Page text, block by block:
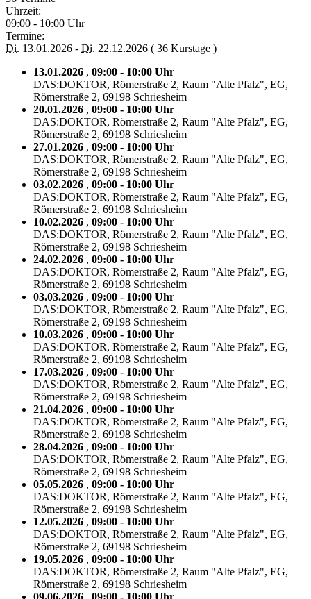
Uhrzeit:
09:00 - 10:00 Uhr
Termine:
Di. 13.01.2026 - Di. 22.12.2026 ( 36 Kurstage )
13.01.2026 , 09:00 - 10:00 Uhr
DAS:DOKTOR, Römerstraße 2, Raum "Alte Pfalz", EG,
Römerstraße 2, 69198 Schriesheim
20.01.2026 , 09:00 - 10:00 Uhr
DAS:DOKTOR, Römerstraße 2, Raum "Alte Pfalz", EG,
Römerstraße 2, 69198 Schriesheim
27.01.2026 , 09:00 - 10:00 Uhr
DAS:DOKTOR, Römerstraße 2, Raum "Alte Pfalz", EG,
Römerstraße 2, 69198 Schriesheim
03.02.2026 , 09:00 - 10:00 Uhr
DAS:DOKTOR, Römerstraße 2, Raum "Alte Pfalz", EG,
Römerstraße 2, 69198 Schriesheim
10.02.2026 , 09:00 - 10:00 Uhr
DAS:DOKTOR, Römerstraße 2, Raum "Alte Pfalz", EG,
Römerstraße 2, 69198 Schriesheim
24.02.2026 , 09:00 - 10:00 Uhr
DAS:DOKTOR, Römerstraße 2, Raum "Alte Pfalz", EG,
Römerstraße 2, 69198 Schriesheim
03.03.2026 , 09:00 - 10:00 Uhr
DAS:DOKTOR, Römerstraße 2, Raum "Alte Pfalz", EG,
Römerstraße 2, 69198 Schriesheim
10.03.2026 , 09:00 - 10:00 Uhr
DAS:DOKTOR, Römerstraße 2, Raum "Alte Pfalz", EG,
Römerstraße 2, 69198 Schriesheim
17.03.2026 , 09:00 - 10:00 Uhr
DAS:DOKTOR, Römerstraße 2, Raum "Alte Pfalz", EG,
Römerstraße 2, 69198 Schriesheim
21.04.2026 , 09:00 - 10:00 Uhr
DAS:DOKTOR, Römerstraße 2, Raum "Alte Pfalz", EG,
Römerstraße 2, 69198 Schriesheim
28.04.2026 , 09:00 - 10:00 Uhr
DAS:DOKTOR, Römerstraße 2, Raum "Alte Pfalz", EG,
Römerstraße 2, 69198 Schriesheim
05.05.2026 , 09:00 - 10:00 Uhr
DAS:DOKTOR, Römerstraße 2, Raum "Alte Pfalz", EG,
Römerstraße 2, 69198 Schriesheim
12.05.2026 , 09:00 - 10:00 Uhr
DAS:DOKTOR, Römerstraße 2, Raum "Alte Pfalz", EG,
Römerstraße 2, 69198 Schriesheim
19.05.2026 , 09:00 - 10:00 Uhr
DAS:DOKTOR, Römerstraße 2, Raum "Alte Pfalz", EG,
Römerstraße 2, 69198 Schriesheim